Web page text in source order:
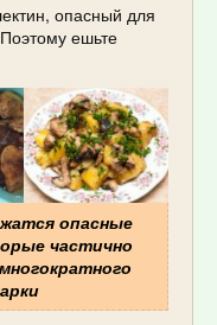
опасный для
ешьте
опасные
частично